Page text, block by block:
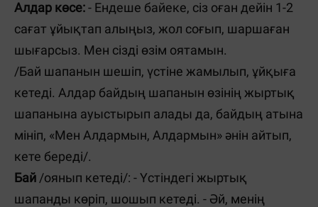
Алдар көсе:- Ендеше байеке, сіз оған дейін 1-2
сағат ұйықтап алыңыз, жол соғып, шаршаған
шығарсыз. Мен сізді өзім оятамын.
/Бай шапанын шешіп, үстіне жамылып, ұйқыға
кетеді. Алдар байдың шапанын өзінің жыртық
шапанына ауыстырып алады да, байдың атына
мініп, «Мен Алдармын, Алдармын» әнін айтып,
кете береді/.
Бай /оянып кетеді/: - Үстіндегі жыртық
шапанды көріп, шошып кетеді. - Әй, менің